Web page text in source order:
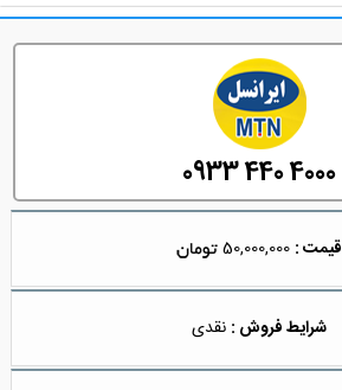
0933 440 4000
قیمت :
شرایط فروش : نقدی